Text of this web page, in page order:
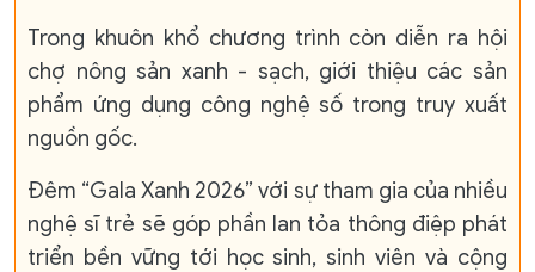
Trong khuôn khổ chương trình còn diễn ra hội
chợ nông sản xanh - sạch, giới thiệu các sản
phẩm ứng dụng công nghệ số trong truy xuất
nguồn gốc.
Đêm “Gala Xanh 2026” với sự tham gia của nhiều
nghệ sĩ trẻ sẽ góp phần lan tỏa thông điệp phát
triển bền vững tới học sinh, sinh viên và cộng